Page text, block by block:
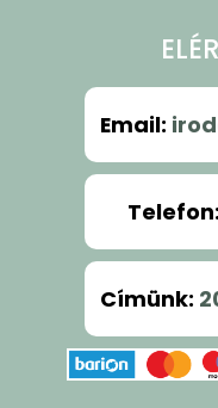
Email:
Telefon:
Címünk: